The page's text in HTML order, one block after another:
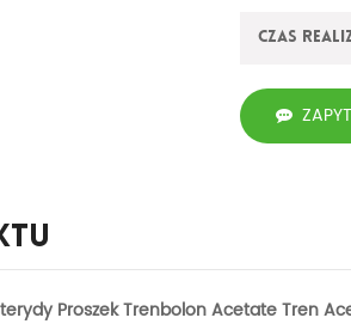
Czas
Proszek Trenbolon Acetate Tren